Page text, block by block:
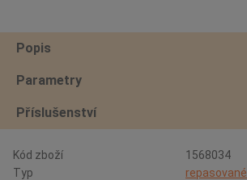
Popis
Parametry
Příslušenství
Kód zboží
1568034
Typ
repasované